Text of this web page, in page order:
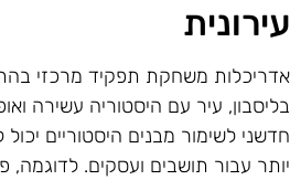
משחקת תפקיד מרכזי
עיר עם היסטוריה עשירה ואופי
לשימור מבנים היסטוריים
עבור תושבים ועסקים. לדוגמה,